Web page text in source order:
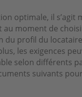
optimale, il s’agit
au moment de
profil du
les exigences
selon différents
suivants